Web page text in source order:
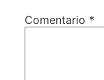
Comentario *